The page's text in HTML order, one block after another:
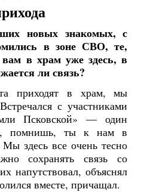
новых знакомых, с
в зоне СВО, те,
в храм уже здесь, в
ли связь?
приходят в храм, мы
с участниками
Псковской» — один
помнишь, ты к нам в
здесь все очень тесно
сохранять связь со
напутствовал, объяснял
вместе, причащал.